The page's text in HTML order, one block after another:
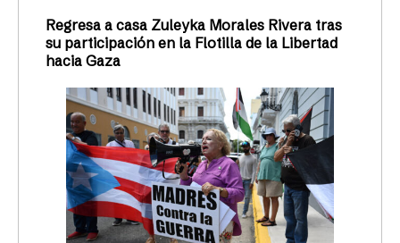
Regresa a casa Zuleyka Morales Rivera tras
su participación en la Flotilla de la Libertad
hacia Gaza